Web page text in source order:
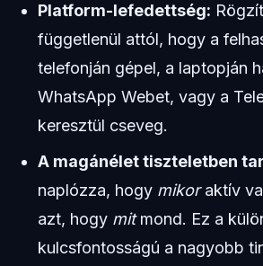
Platform-lefedettség:
függetlenül attól, hogy a
telefonján gépel, a laptopján
WhatsApp Webet, vagy a
keresztül cseveg.
A magánélet tiszteletben
naplózza, hogy mikoraktív
azt, hogy mitmond. Ez a
kulcsfontosságú a nagyobb